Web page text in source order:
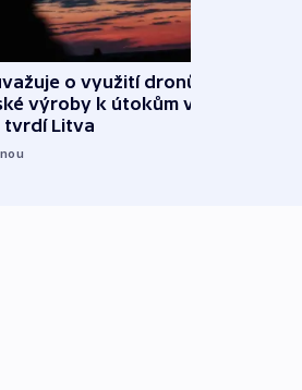
o využití dronů
výroby k útokům v
tvrdí Litva